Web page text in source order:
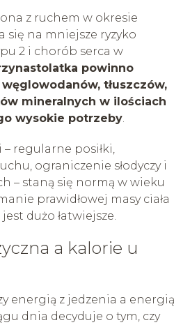
z ruchem w okresie
się na mniejsze ryzyko
2 i chorób serca w
powinno
tłuszczów,
mineralnych w ilościach
wysokie potrzeby.
regularne posiłki,
ograniczenie słodyczy i
– staną się normą w wieku
prawidłowej masy ciała
dużo łatwiejsze.
a kalorie u
energią z jedzenia a energią
dnia decyduje o tym, czy